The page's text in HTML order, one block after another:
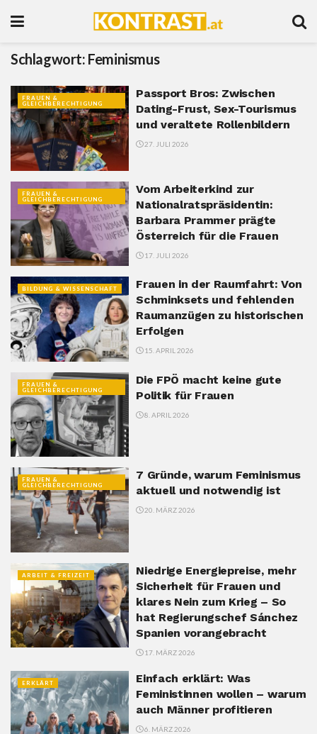
Schlagwort: Feminismus
FRAUEN &
GLEICHBERECHTIGUNG
Passport Bros: Zwischen
Dating-Frust, Sex-Tourismus
und veraltete Rollenbildern
27. JULI 2026
FRAUEN &
GLEICHBERECHTIGUNG
Vom Arbeiterkind zur
Nationalratspräsidentin:
Barbara Prammer prägte
Österreich für die Frauen
17. JULI 2026
BILDUNG & WISSENSCHAFT
Frauen in der Raumfahrt: Von
Schminksets und fehlenden
Raumanzügen zu historischen
Erfolgen
15. APRIL 2026
FRAUEN &
GLEICHBERECHTIGUNG
Die FPÖ macht keine gute
Politik für Frauen
8. APRIL 2026
FRAUEN &
GLEICHBERECHTIGUNG
7 Gründe, warum Feminismus
aktuell und notwendig ist
20. MÄRZ 2026
ARBEIT & FREIZEIT
Niedrige Energiepreise, mehr
Sicherheit für Frauen und
klares Nein zum Krieg – So
hat Regierungschef Sánchez
Spanien vorangebracht
17. MÄRZ 2026
ERKLÄRT
Einfach erklärt: Was
Feministinnen wollen – warum
auch Männer profitieren
6. MÄRZ 2026